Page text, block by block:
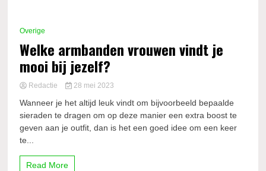
Overige
Welke armbanden vrouwen vindt je
mooi bij jezelf?
Redactie 28 mei 2023
Wanneer je het altijd leuk vindt om bijvoorbeeld bepaalde
sieraden te dragen om op deze manier een extra boost te
geven aan je outfit, dan is het een goed idee om een keer
te...
Read More